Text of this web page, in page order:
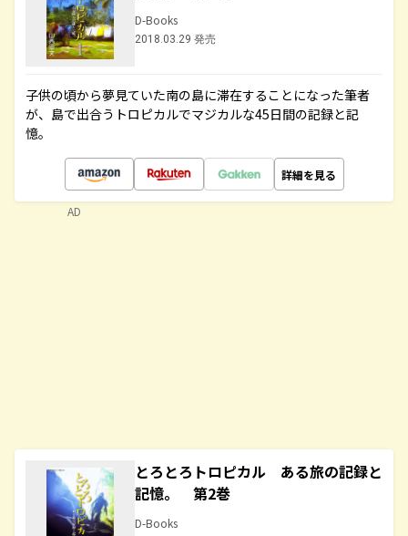
D-Books
2018.03.29 発売
子供の頃から夢見ていた南の島に滞在することになった筆者
が、島で出合うトロピカルでマジカルな45日間の記録と記
憶。
詳細を見る
とろとろトロピカル ある旅の記録と
記憶。 第2巻
D-Books
AD